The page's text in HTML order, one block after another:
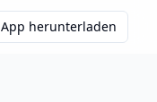
App herunterladen